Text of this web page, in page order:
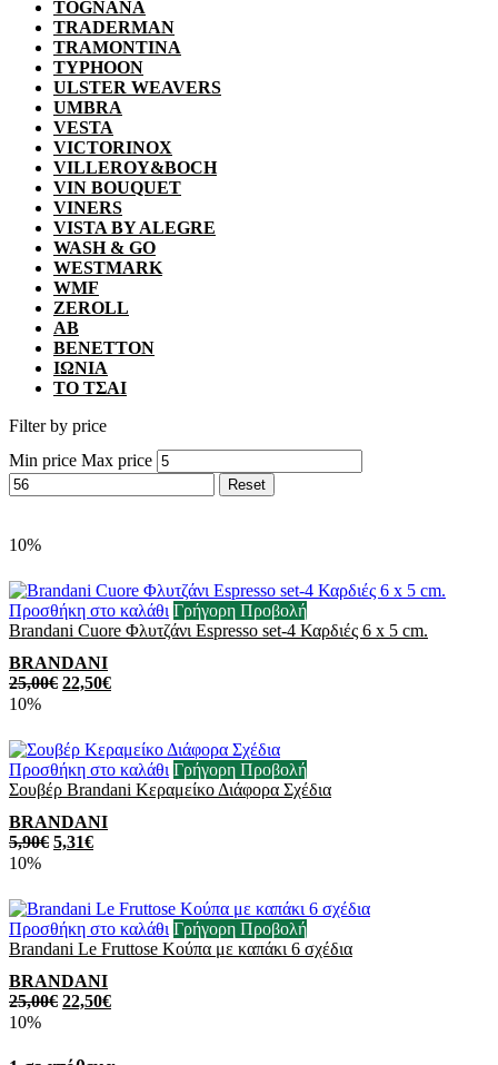
TOGNANA
TRADERMAN
TRAMONTINA
TYPHOON
ULSTER WEAVERS
UMBRA
VESTA
VICTORINOX
VILLEROY&BOCH
VIN BOUQUET
VINERS
VISTA BY ALEGRE
WASH & GO
WESTMARK
WMF
ZEROLL
ΑΒ
ΒΕΝΕΤΤΟΝ
ΙΩΝΙΑ
ΤΟ ΤΣΑΙ
Filter by price
Min price Max price
Reset
10%
Προσθήκη στο καλάθι Γρήγορη Προβολή
Brandani Cuore Φλυτζάνι Espresso set-4 Καρδιές 6 x 5 cm.
BRANDANI
25,00€ 22,50€
10%
Προσθήκη στο καλάθι Γρήγορη Προβολή
Σουβέρ Brandani Κεραμείκο Διάφορα Σχέδια
BRANDANI
5,90€ 5,31€
10%
Προσθήκη στο καλάθι Γρήγορη Προβολή
Brandani Le Fruttose Κούπα με καπάκι 6 σχέδια
BRANDANI
25,00€ 22,50€
10%